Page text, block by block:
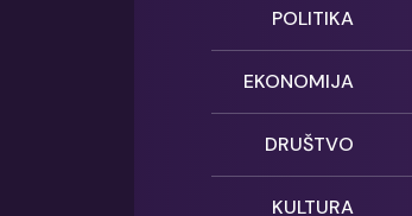
POLITIKA
EKONOMIJA
DRUŠTVO
KULTURA